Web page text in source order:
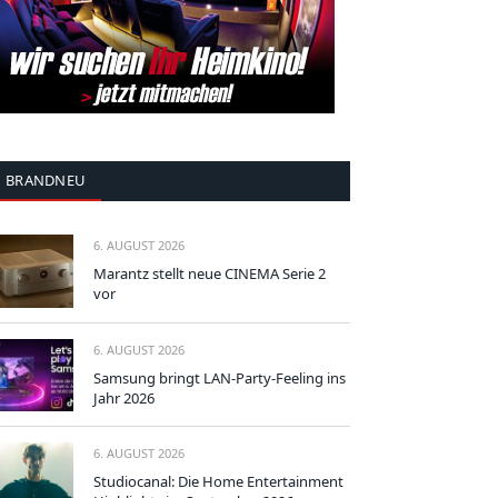
BRANDNEU
6. AUGUST 2026
Marantz stellt neue CINEMA Serie 2
vor
6. AUGUST 2026
Samsung bringt LAN-Party-Feeling ins
Jahr 2026
6. AUGUST 2026
Studiocanal: Die Home Entertainment